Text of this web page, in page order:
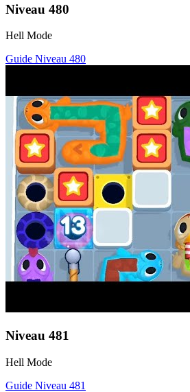
Niveau 480
Hell Mode
Guide Niveau 480
Niveau 481
Hell Mode
Guide Niveau 481